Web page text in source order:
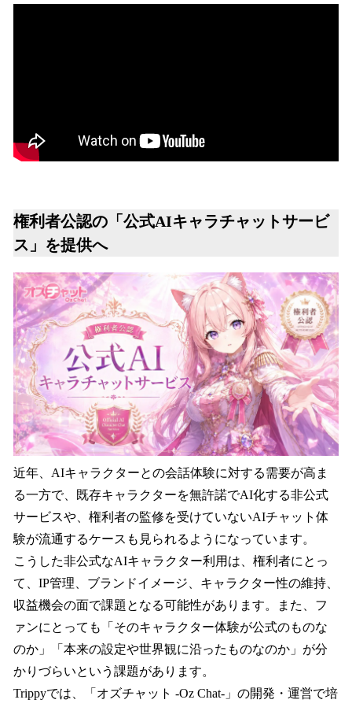
権利者公認の「公式AIキャラチャットサービ
ス」を提供へ
近年、AIキャラクターとの会話体験に対する需要が高ま
る一方で、既存キャラクターを無許諾でAI化する非公式
サービスや、権利者の監修を受けていないAIチャット体
験が流通するケースも見られるようになっています。
こうした非公式なAIキャラクター利用は、権利者にとっ
て、IP管理、ブランドイメージ、キャラクター性の維持、
収益機会の面で課題となる可能性があります。また、フ
ァンにとっても「そのキャラクター体験が公式のものな
のか」「本来の設定や世界観に沿ったものなのか」が分
かりづらいという課題があります。
Trippyでは、「オズチャット -Oz Chat-」の開発・運営で培